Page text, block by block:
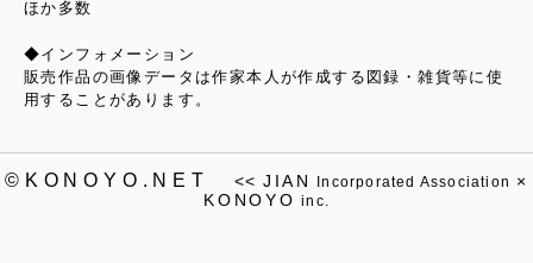
ほか多数
◆インフォメーション
販売作品の画像データは作家本人が作成する図録・雑貨等に使
用することがあります。
©KONOYO.NET << JIAN Incorporated Association ×
KONOYO inc.